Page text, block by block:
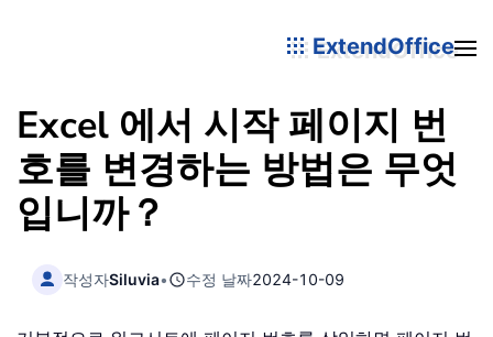
ExtendOffice
Excel 에서 시작 페이지 번
호를 변경하는 방법은 무엇
입니까？
작성자Siluvia• 수정 날짜2024-10-09